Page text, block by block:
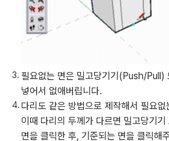
필요없는 면은 밀고당기기(Push/Pull)
넣어서 없애버립니다.
다리도 같은 방법으로 제작해서 필요
이때 다리의 두께가 다르면 밀고당기
면을 클릭한 후, 기준되는 면을 클릭해